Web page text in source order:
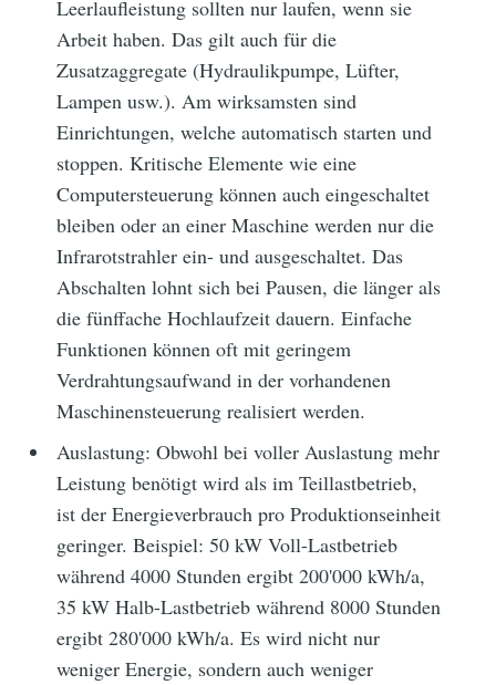
Leerlaufleistung sollten nur laufen, wenn sie
Arbeit haben. Das gilt auch für die
Zusatzaggregate (Hydraulikpumpe, Lüfter,
Lampen usw.). Am wirksamsten sind
Einrichtungen, welche automatisch starten und
stoppen. Kritische Elemente wie eine
Computersteuerung können auch eingeschaltet
bleiben oder an einer Maschine werden nur die
Infrarotstrahler ein- und ausgeschaltet. Das
Abschalten lohnt sich bei Pausen, die länger als
die fünffache Hochlaufzeit dauern. Einfache
Funktionen können oft mit geringem
Verdrahtungsaufwand in der vorhandenen
Maschinensteuerung realisiert werden.
Auslastung: Obwohl bei voller Auslastung mehr
Leistung benötigt wird als im Teillastbetrieb,
ist der Energieverbrauch pro Produktionseinheit
geringer. Beispiel: 50 kW Voll-Lastbetrieb
während 4000 Stunden ergibt 200'000 kWh/a,
35 kW Halb-Lastbetrieb während 8000 Stunden
ergibt 280'000 kWh/a. Es wird nicht nur
weniger Energie, sondern auch weniger